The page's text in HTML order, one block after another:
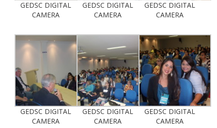
GEDSC DIGITAL
CAMERA
GEDSC DIGITAL
CAMERA
GEDSC DIGITAL
CAMERA
GEDSC DIGITAL
CAMERA
GEDSC DIGITAL
CAMERA
GEDSC DIGITAL
CAMERA